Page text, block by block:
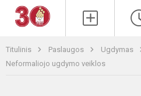
Titulinis Paslaugos Ugdymas
Neformaliojo ugdymo veiklos